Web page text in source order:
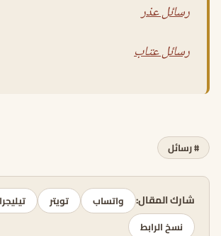
رسائل عذر
رسائل عتاب
# رسائل
شارك المقال: واتساب تويتر
نسخ الرابط